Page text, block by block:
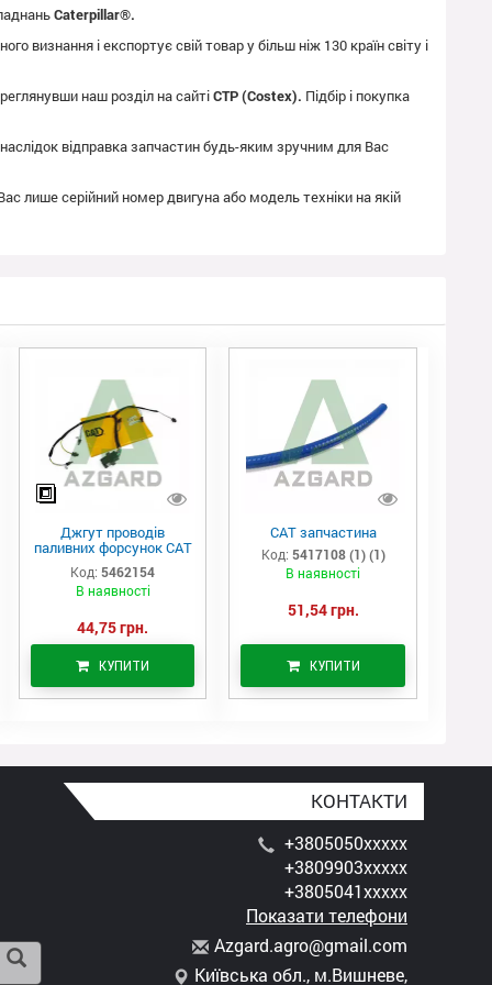
Caterpillar®.
визнання і експортує свій товар у більш ніж 130 країн світу і
наш розділ на сайтіCTP (Costex). Підбір і покупка
відправка запчастин будь-яким зручним для Вас
лише серійний номер двигуна або модель техніки на якій
Джгут проводів
паливних форсунок CAT
C7/C9 (546-2154)
Код: 5462154
В наявності
44,75 грн.
КУПИТИ
САТ запчастина
Код: 5417108 (1) (1)
В наявності
51,54 грн.
КУПИТИ
КОНТАКТИ
+3805050xxxxx
+3809903xxxxx
+3805041xxxxx
Показати телефони
Azgard.agro@gmail.com
Київська обл., м.Вишневе,